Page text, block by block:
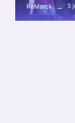
ReMarck 5